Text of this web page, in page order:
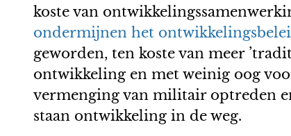
koste van
ondermijnen het
geworden, ten koste van meer
ontwikkeling en met weinig oog
vermenging van militair optreden
staan ontwikkeling in de weg.